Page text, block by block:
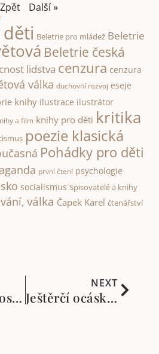
Další »
Beletrie pro mládež Beletrie
Beletrie česká
lidstva cenzura cenzura
válka duchovní rozvoj eseje
knihy ilustrace ilustrátor
a film knihy pro děti kritika
poezie klasická
Pohádky pro děti
první čtení psychologie
socialismus Spisovatelé a knihy
válka Čapek Karel čtenářství
Irvingova poslední noc na Klikaté řece. Otrocký život dřevařů v Americe v 19. století
NEXT
Ještěrčí ocásky. Příběh vypráví nenarozený chlapec, existující v lůně své matky